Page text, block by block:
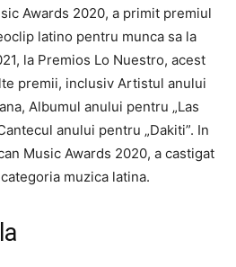
Awards 2020, a primit premiul
latino pentru munca sa la
la Premios Lo Nuestro, acest
premii, inclusiv Artistul anului
Albumul anului pentru „Las
anului pentru „Dakiti”. In
Music Awards 2020, a castigat
muzica latina.